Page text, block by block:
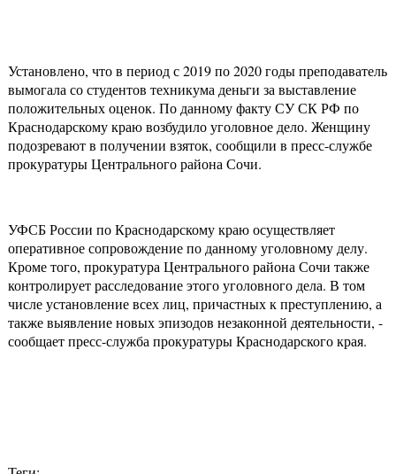
Установлено, что в период с 2019 по 2020 годы преподаватель
вымогала со студентов техникума деньги за выставление
положительных оценок. По данному факту СУ СК РФ по
Краснодарскому краю возбудило уголовное дело. Женщину
подозревают в получении взяток, сообщили в пресс-службе
прокуратуры Центрального района Сочи.
УФСБ России по Краснодарскому краю осуществляет
оперативное сопровождение по данному уголовному делу.
Кроме того, прокуратура Центрального района Сочи также
контролирует расследование этого уголовного дела. В том
числе установление всех лиц, причастных к преступлению, а
также выявление новых эпизодов незаконной деятельности, -
сообщает пресс-служба прокуратуры Краснодарского края.